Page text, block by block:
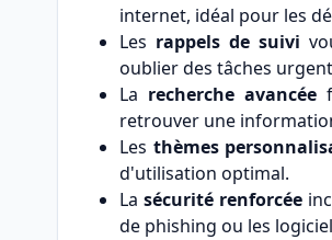
internet, idéal pour les
Les rappels de suivi
oublier des tâches
La recherche avancée
retrouver une
Les thèmes
d'utilisation optimal.
La sécurité renforcée
de phishing ou les